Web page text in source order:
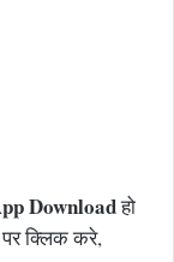
Downloadहो
क्लिक करे,